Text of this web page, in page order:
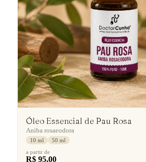
Óleo Essencial de Pau Rosa
Aniba rosaeodora
10 ml
50 ml
a partir de
R$ 95,00